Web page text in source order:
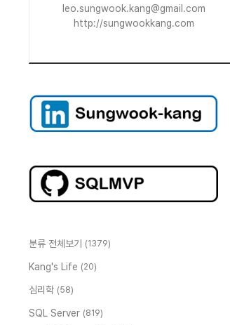
leo.sungwook.kang@gmail.com
http://sungwookkang.com
분류 전체보기 (1379)
Kang's Life (20)
심리학 (58)
SQL Server (819)